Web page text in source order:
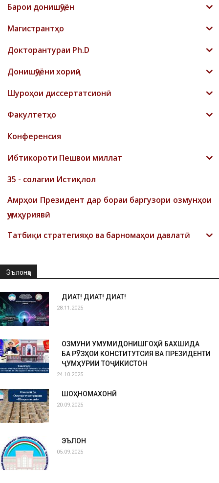
Барои донишҷӯён
Магистрантҳо
Докторантураи Ph.D
Донишҷӯёни хориҷӣ
Шyроҳои диссертатсионӣ
Факултетҳо
Конференсия
Ибтикороти Пешвои миллат
35 - солагии Истиқлол
Амрҳои Президент дар бораи баргузори озмунҳои
ҷумҳуриявӣ
Татбиқи стратегияҳо ва барномаҳои давлатӣ
Эълонҳо
ДИҚҚАТ! ДИҚҚАТ! ДИҚҚАТ!
28.11.2025
ОЗМУНИ УМУМИДОНИШГОҲӢ БАХШИДА
БА РӮЗҲОИ КОНСТИТУТСИЯ ВА ПРЕЗИДЕНТИ
ҶУМҲУРИИ ТОҶИКИСТОН
24.10.2025
ШОҲНОМАХОНӢ
20.09.2025
ЭЪЛОН
05.09.2025